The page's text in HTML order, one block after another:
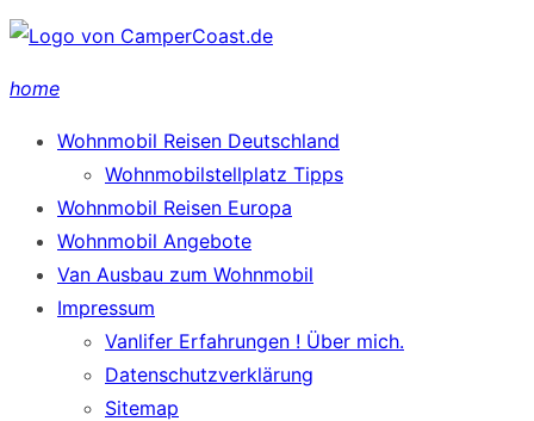
Zum
springen
home
Wohnmobil Reisen Deutschland
Wohnmobilstellplatz Tipps
Wohnmobil Reisen Europa
Wohnmobil Angebote
Van Ausbau zum Wohnmobil
Impressum
Vanlifer Erfahrungen ! Über mich.
Datenschutzverklärung
Sitemap